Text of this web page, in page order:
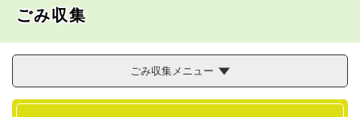
ごみ収集
ごみ収集メニュー
本